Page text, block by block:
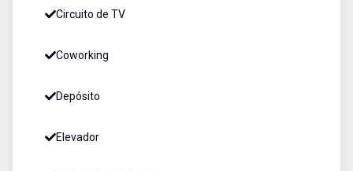
Circuito de TV
Coworking
Depósito
Elevador